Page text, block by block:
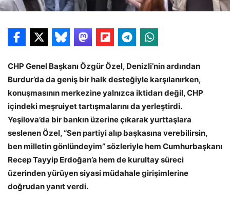
CHP Genel Başkanı Özgür Özel, Denizli’nin ardından
Burdur’da da geniş bir halk desteğiyle karşılanırken,
konuşmasının merkezine yalnızca iktidarı değil, CHP
içindeki meşruiyet tartışmalarını da yerleştirdi.
Yeşilova’da bir bankın üzerine çıkarak yurttaşlara
seslenen Özel, “Sen partiyi alıp başkasına verebilirsin,
ben milletin gönlündeyim” sözleriyle hem Cumhurbaşkanı
Recep Tayyip Erdoğan’a hem de kurultay süreci
üzerinden yürüyen siyasi müdahale girişimlerine
doğrudan yanıt verdi.